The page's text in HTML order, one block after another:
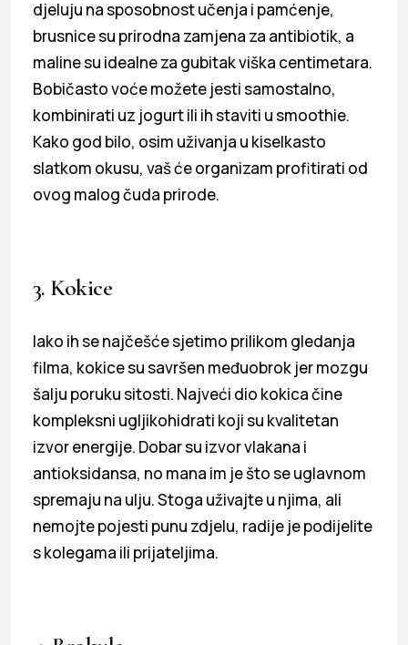
djeluju na sposobnost učenja i pamćenje,
brusnice su prirodna zamjena za antibiotik, a
maline su idealne za gubitak viška centimetara.
Bobičasto voće možete jesti samostalno,
kombinirati uz jogurt ili ih staviti u smoothie.
Kako god bilo, osim uživanja u kiselkasto
slatkom okusu, vaš će organizam profitirati od
ovog malog čuda prirode.
3. Kokice
Iako ih se najčešće sjetimo prilikom gledanja
filma, kokice su savršen međuobrok jer mozgu
šalju poruku sitosti. Najveći dio kokica čine
kompleksni ugljikohidrati koji su kvalitetan
izvor energije. Dobar su izvor vlakana i
antioksidansa, no mana im je što se uglavnom
spremaju na ulju. Stoga uživajte u njima, ali
nemojte pojesti punu zdjelu, radije je podijelite
s kolegama ili prijateljima.